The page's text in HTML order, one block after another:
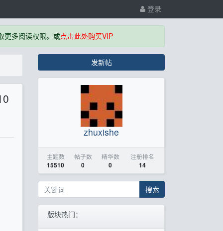
登录
更多阅读权限。或点击此处购买VIP
发新帖
zhuxishe
主题数
15510
帖子数
0
精华数
0
注册排名
14
搜索
版块热门：